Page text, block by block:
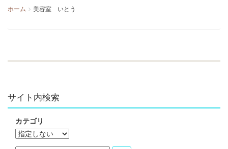
ホーム 美容室 いとう
サイト内検索
カテゴリ